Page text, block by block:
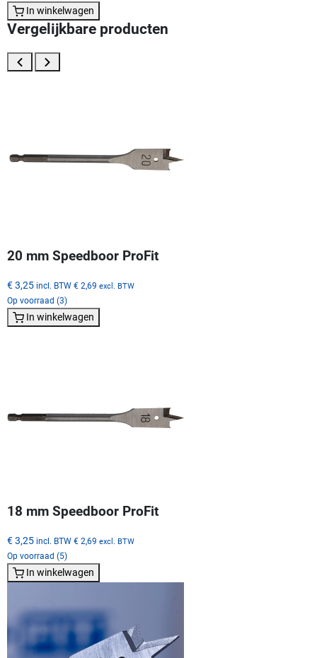
In winkelwagen
Vergelijkbare producten
20 mm Speedboor ProFit
€ 3,25 incl. BTW € 2,69 excl. BTW
Op voorraad (3)
In winkelwagen
18 mm Speedboor ProFit
€ 3,25 incl. BTW € 2,69 excl. BTW
Op voorraad (5)
In winkelwagen